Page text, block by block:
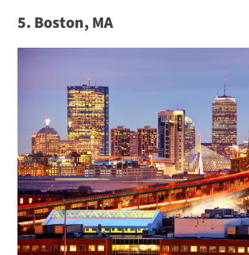
5. Boston, MA